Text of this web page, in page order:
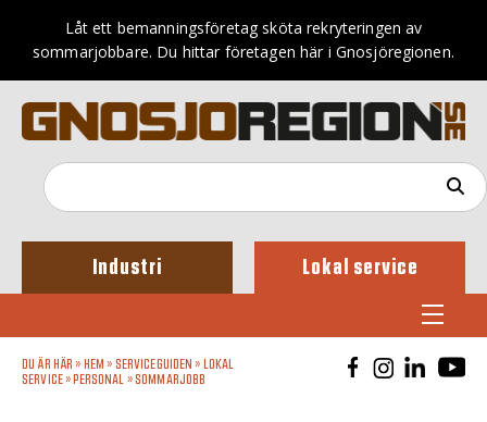
Låt ett bemanningsföretag sköta rekryteringen av
sommarjobbare. Du hittar företagen här i Gnosjöregionen.
Industri Lokal service
DU ÄR HÄR » HEM » SERVICEGUIDEN »
LOKAL
SERVICE» PERSONAL »SOMMARJOBB